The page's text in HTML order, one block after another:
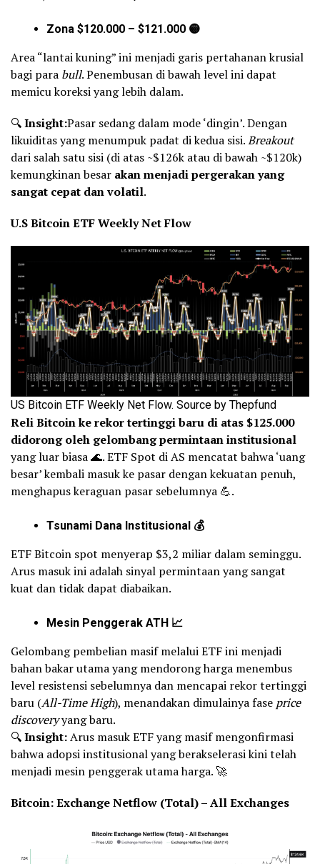
Zona $120.000 – $121.000 🟡
Area “lantai kuning” ini menjadi garis pertahanan krusial
bagi para bull. Penembusan di bawah level ini dapat
memicu koreksi yang lebih dalam.
🔍Insight:Pasar sedang dalam mode ‘dingin’. Dengan
likuiditas yang menumpuk padat di kedua sisi.Breakout
dari salah satu sisi (di atas ~$126k atau di bawah ~$120k)
kemungkinan besar akan menjadi pergerakan yang
sangat cepat dan volatil.
U.S Bitcoin ETF Weekly Net Flow
US Bitcoin ETF Weekly Net Flow. Source by Thepfund
Reli Bitcoin ke rekor tertinggi baru di atas $125.000
didorong oleh gelombang permintaan institusional
yang luar biasa 🌊. ETF Spot di AS mencatat bahwa ‘uang
besar’ kembali masuk ke pasar dengan kekuatan penuh,
menghapus keraguan pasar sebelumnya 💪.
Tsunami Dana Institusional 💰
ETF Bitcoin spot menyerap $3,2 miliar dalam seminggu.
Arus masuk ini adalah sinyal permintaan yang sangat
kuat dan tidak dapat diabaikan.
Mesin Penggerak ATH 📈
Gelombang pembelian masif melalui ETF ini menjadi
bahan bakar utama yang mendorong harga menembus
level resistensi sebelumnya dan mencapai rekor tertinggi
baru (All-Time High), menandakan dimulainya fase price
discoveryyang baru.
🔍Insight:Arus masuk ETF yang masif mengonfirmasi
bahwa adopsi institusional yang berakselerasi kini telah
menjadi mesin penggerak utama harga. 🚀
Bitcoin: Exchange Netflow (Total) – All Exchanges